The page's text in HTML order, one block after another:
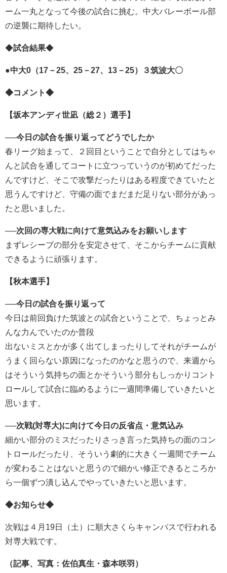
ーム一丸となって今後の試合に挑む。中大バレーボール部
の逆襲に期待したい。
◆試合結果◆
●中大0（17－25、25－27、13－25）３筑波大〇
◆コメント◆
【坂本アンディ世凪（総２） 選手】
──今日の試合を振り返ってどうでしたか
春リーグ始まって、２回目ということで自分としてはちゃ
んと試合を通してコートに立つっていうのが初めてだった
んですけど、そこで攻撃だったりはある程度できていたと
思うんですけど、守備の面でまだまだ足りない部分があっ
たと思いました。
──次回の専大戦に向けて意気込みをお願いします
まずレシーブの部分を安定させて、そこからチームに貢献
できるように頑張ります。
【秋本選手】
──今日の試合を振り返って
今日は前回負けた筑波との試合ということで、ちょっとみ
んな力んでいたのか普段
出ないミスとかが多く出てしまったりしてそれがチームが
うまく回らない原因になったのかなと思うので、来週から
はそういう気持ちの面とかそういう部分もしっかりコント
ロールして試合に臨めるように一週間準備していきたいと
思います。
──次戦(対専大)に向けて今日の反省点・意気込み
細かい部分のミスだったりさっき言った気持ちの面のコン
トロールだったり、そういう劇的に大きく一週間でチーム
が変わることはないと思うので細かい修正できるところか
ら一個ずつ潰し込んでやっていきたいと思います。
◆お知らせ◆
次戦は４月19日（土）に順大さくらキャンパスで行われる
対専大戦です。
（記事、写真：佐伯真生・森本咲羽）